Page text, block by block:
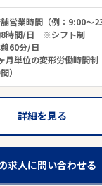
営業時間（例：9:00～
8時間/日 ※シフト制
60分/日
月単位の変形労働時間
）
詳細を見る
求人に問い合わせる